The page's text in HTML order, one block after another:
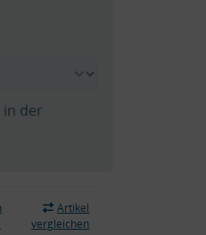
in der
Artikel
vergleichen